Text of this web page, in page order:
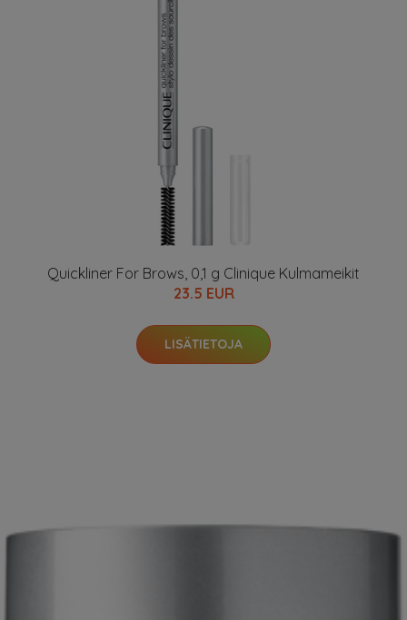
Quickliner For Brows, 0,1 g Clinique Kulmameikit
23.5 EUR
LISÄTIETOJA